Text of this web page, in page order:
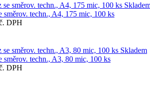
směrov. techn., A4, 175 mic, 100 ks
DPH
Skladem
směrov. techn., A3, 80 mic, 100 ks
DPH